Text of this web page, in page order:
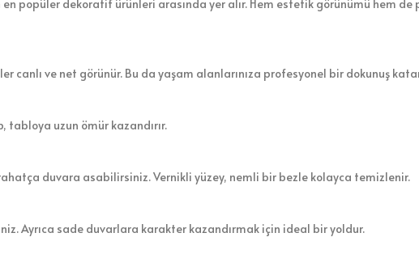
popüler dekoratif ürünleri arasında yer alır. Hem estetik görünümü hem
canlı ve net görünür. Bu da yaşam alanlarınıza profesyonel bir dokunuş
uzun ömür kazandırır.
duvara asabilirsiniz. Vernikli yüzey, nemli bir bezle kolayca temizlenir.
Ayrıca sade duvarlara karakter kazandırmak için ideal bir yoldur.